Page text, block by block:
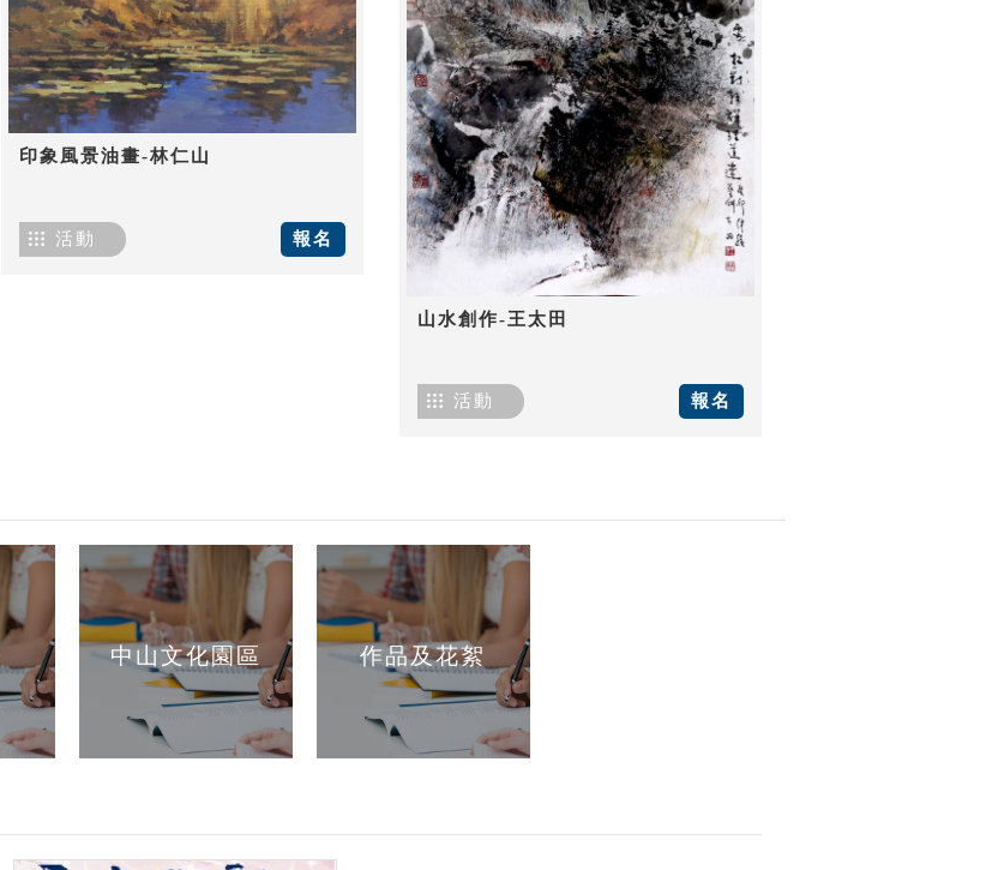
山水創作-王太田
報名
活動
印象風景油畫-林仁山
報名
活動
中山文化園區 作品及花絮